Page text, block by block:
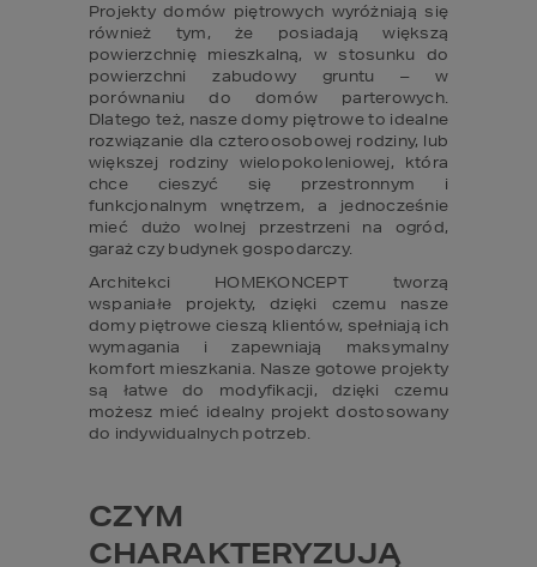
Projekty domów piętrowych wyróżniają się
również tym, że posiadają większą
powierzchnię mieszkalną, w stosunku do
powierzchni zabudowy gruntu – w
porównaniu do domów parterowych.
Dlatego też, nasze domy piętrowe to idealne
rozwiązanie dla czteroosobowej rodziny, lub
większej rodziny wielopokoleniowej, która
chce cieszyć się przestronnym i
funkcjonalnym wnętrzem, a jednocześnie
mieć dużo wolnej przestrzeni na ogród,
garaż czy budynek gospodarczy.
Architekci HOMEKONCEPT tworzą
wspaniałe projekty, dzięki czemu nasze
domy piętrowe cieszą klientów, spełniają ich
wymagania i zapewniają maksymalny
komfort mieszkania. Nasze gotowe projekty
są łatwe do modyfikacji, dzięki czemu
możesz mieć idealny projekt dostosowany
do indywidualnych potrzeb.
CZYM
CHARAKTERYZUJĄ